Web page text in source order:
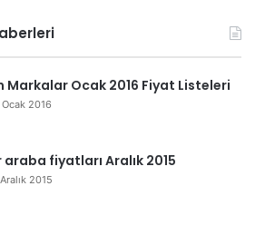
Markalar Ocak 2016 Fiyat Listeleri
2016
araba fiyatları Aralık 2015
2015